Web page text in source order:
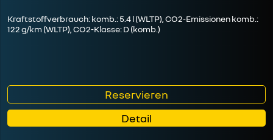
Kraftstoffverbrauch: komb.: 5.4 l (WLTP), CO2-Emissionen komb.:
122 g/km (WLTP), CO2-Klasse: D (komb.)
Reservieren
Detail